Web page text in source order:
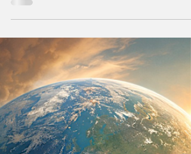
cuanto contiene— sea un ser consciente
se creó a sí mismo